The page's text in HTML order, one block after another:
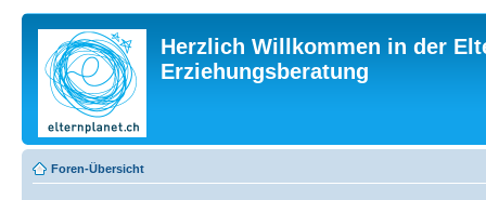
Herzlich Willkommen in der
Erziehungsberatung
Foren-Übersicht